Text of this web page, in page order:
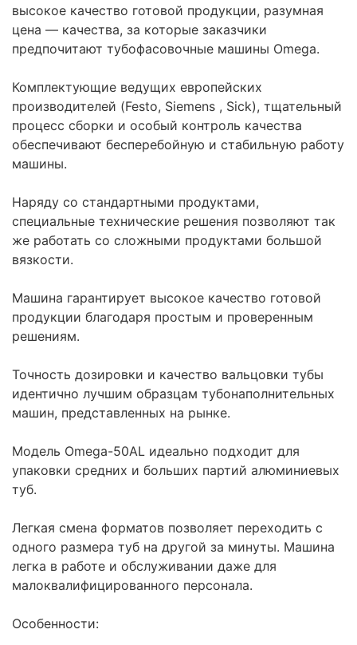
высокое качество готовой продукции, разумная
цена — качества, за которые заказчики
предпочитают тубофасовочные машины Omega.
Комплектующие ведущих европейских
производителей (Festo, Siemens , Sick), тщательный
процесс сборки и особый контроль качества
обеспечивают бесперебойную и стабильную работу
машины.
Наряду со стандартными продуктами,
специальные технические решения позволяют так
же работать со сложными продуктами большой
вязкости.
Машина гарантирует высокое качество готовой
продукции благодаря простым и проверенным
решениям.
Точность дозировки и качество вальцовки тубы
идентично лучшим образцам тубонаполнительных
машин, представленных на рынке.
Модель Omega-50AL идеально подходит для
упаковки средних и больших партий алюминиевых
туб.
Легкая смена форматов позволяет переходить с
одного размера туб на другой за минуты. Машина
легка в работе и обслуживании даже для
малоквалифицированного персонала.
Особенности: